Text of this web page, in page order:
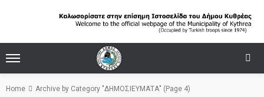
Home Archive by Category "ΔΗΜΟΣΙΕΥΜΑΤΑ" (Page 4)